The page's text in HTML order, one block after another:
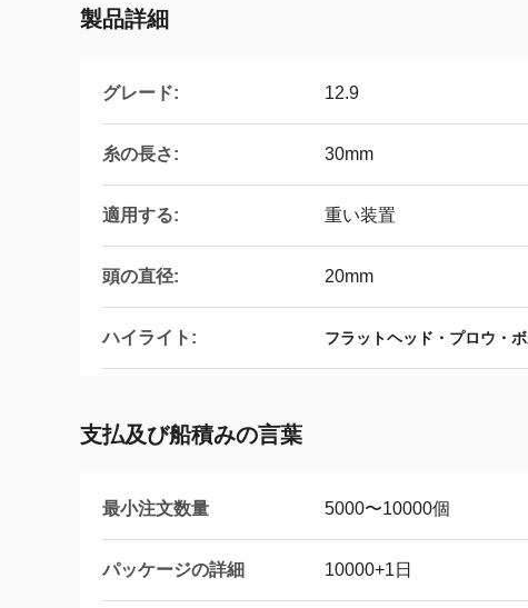
製品詳細
グレード: 12.9
糸の長さ: 30mm
適用する: 重い装置
頭の直径: 20mm
ハイライト: フラットヘッド・プロウ・
支払及び船積みの言葉
最小注文数量 5000〜10000個
パッケージの詳細 10000+1日